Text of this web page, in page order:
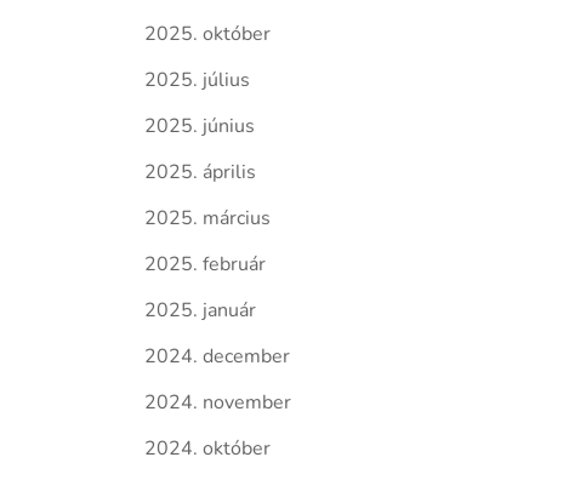
2025. október
2025. július
2025. június
2025. április
2025. március
2025. február
2025. január
2024. december
2024. november
2024. október